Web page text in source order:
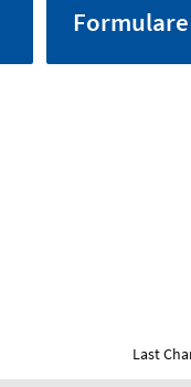
Formulare
Last